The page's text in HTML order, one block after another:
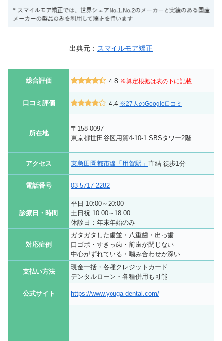
出典元： スマイルモア矯正
総合評価 4.8 ※算定根拠は表の下に記載
口コミ評価 4.4 ※27人のGoogle口コミ
所在地
〒158-0097
東京都世田谷区用賀4-10-1 SBSタワー2階
アクセス 東急田園都市線「用賀駅」 直結 徒歩1分
電話番号 03-5717-2282
診療日・時間
平日 10:00～20:00
土日祝 10:00～18:00
休診日：年末年始のみ
対応症例
ガタガタした歯並・八重歯・出っ歯
口ゴボ・すきっ歯・前歯が閉じない
中心がずれている・噛み合わせが深い
支払い方法
現金一括・各種クレジットカード
デンタルローン・各種併用も可能
公式サイト https://www.youga-dental.com/